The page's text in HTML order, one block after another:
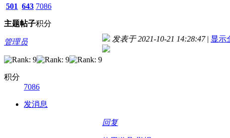
501
主题
643
帖子
7086
积分
管理员
积分
7086
发消息
发表于 2021-10-21 14:28:47 | 显示
回复